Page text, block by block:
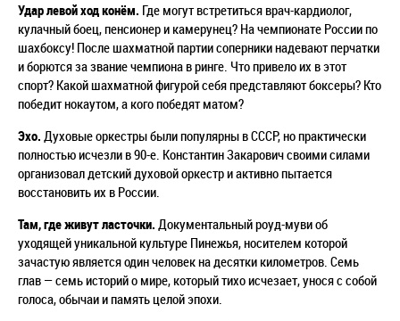
Удар левой ход конём. Где могут встретиться врач-кардиолог,
кулачный боец, пенсионер и камерунец? На чемпионате России по
шахбоксу! После шахматной партии соперники надевают перчатки
и борются за звание чемпиона в ринге. Что привело их в этот
спорт? Какой шахматной фигурой себя представляют боксеры? Кто
победит нокаутом, а кого победят матом?
Эхо. Духовые оркестры были популярны в СССР, но практически
полностью исчезли в 90-е. Константин Закарович своими силами
организовал детский духовой оркестр и активно пытается
восстановить их в России.
Там, где живут ласточки. Документальный роуд-муви об
уходящей уникальной культуре Пинежья, носителем которой
зачастую является один человек на десятки километров. Семь
глав —семь историй о мире, который тихо исчезает, унося с собой
голоса, обычаи и память целой эпохи.